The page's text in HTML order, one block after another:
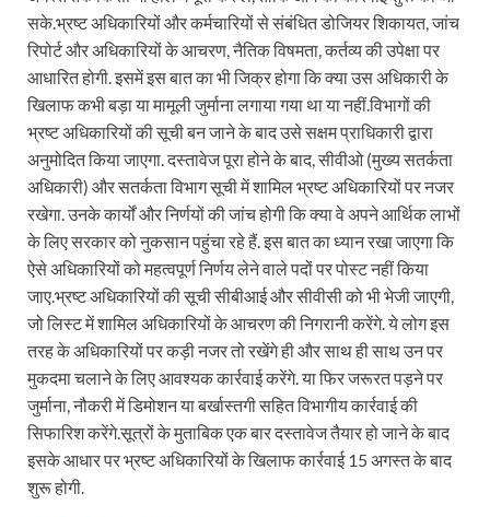
सके.भ्रष्ट अधिकारियों और कर्मचारियों से संबंधित डोजियर शिकायत, जांच
रिपोर्ट और अधिकारियों के आचरण, नैतिक विषमता, कर्तव्य की उपेक्षा पर
आधारित होगी. इसमें इस बात का भी जिक्र होगा कि क्या उस अधिकारी के
खिलाफ कभी बड़ा या मामूली जुर्माना लगाया गया था या नहीं.विभागों की
भ्रष्ट अधिकारियों की सूची बन जाने के बाद उसे सक्षम प्राधिकारी द्वारा
अनुमोदित किया जाएगा. दस्तावेज पूरा होने के बाद, सीवीओ (मुख्य सतर्कता
अधिकारी) और सतर्कता विभाग सूची में शामिल भ्रष्ट अधिकारियों पर नजर
रखेगा. उनके कार्यों और निर्णयों की जांच होगी कि क्या वे अपने आर्थिक लाभों
के लिए सरकार को नुकसान पहुंचा रहे हैं. इस बात का ध्यान रखा जाएगा कि
ऐसे अधिकारियों को महत्वपूर्ण निर्णय लेने वाले पदों पर पोस्ट नहीं किया
जाए.भ्रष्ट अधिकारियों की सूची सीबीआई और सीवीसी को भी भेजी जाएगी,
जो लिस्ट में शामिल अधिकारियों के आचरण की निगरानी करेंगे. ये लोग इस
तरह के अधिकारियों पर कड़ी नजर तो रखेंगे ही और साथ ही साथ उन पर
मुकदमा चलाने के लिए आवश्यक कार्रवाई करेंगे. या फिर जरूरत पड़ने पर
जुर्माना, नौकरी में डिमोशन या बर्खास्तगी सहित विभागीय कार्रवाई की
सिफारिश करेंगे.सूत्रों के मुताबिक एक बार दस्तावेज तैयार हो जाने के बाद
इसके आधार पर भ्रष्ट अधिकारियों के खिलाफ कार्रवाई 15 अगस्त के बाद
शुरू होगी.⁠⁠⁠⁠